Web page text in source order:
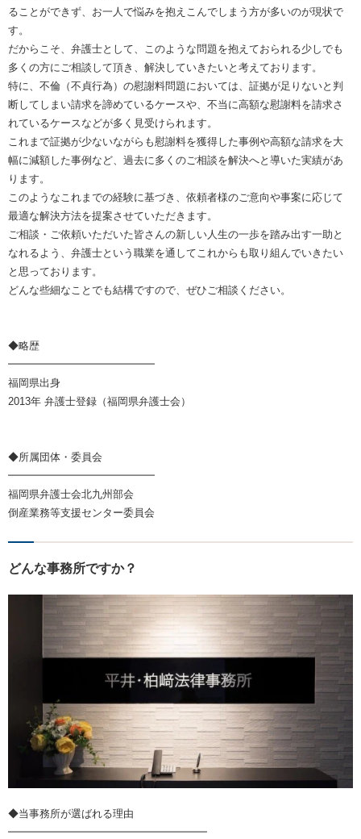
ることができず、お一人で悩みを抱えこんでしまう方が多いのが現状で
す。
だからこそ、弁護士として、このような問題を抱えておられる少しでも
多くの方にご相談して頂き、解決していきたいと考えております。
特に、不倫（不貞行為）の慰謝料問題においては、証拠が足りないと判
断してしまい請求を諦めているケースや、不当に高額な慰謝料を請求さ
れているケースなどが多く見受けられます。
これまで証拠が少ないながらも慰謝料を獲得した事例や高額な請求を大
幅に減額した事例など、過去に多くのご相談を解決へと導いた実績があ
ります。
このようなこれまでの経験に基づき、依頼者様のご意向や事案に応じて
最適な解決方法を提案させていただきます。
ご相談・ご依頼いただいた皆さんの新しい人生の一歩を踏み出す一助と
なれるよう、弁護士という職業を通してこれからも取り組んでいきたい
と思っております。
どんな些細なことでも結構ですので、ぜひご相談ください。
◆略歴
━━━━━━━━━━━━━━
福岡県出身
2013年 弁護士登録（福岡県弁護士会）
◆所属団体・委員会
━━━━━━━━━━━━━━
福岡県弁護士会北九州部会
倒産業務等支援センター委員会
どんな事務所ですか？
◆当事務所が選ばれる理由
━━━━━━━━━━━━━━━━━━━